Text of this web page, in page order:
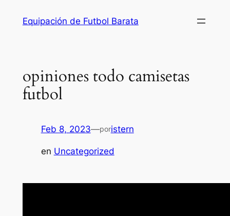
Equipación de Futbol Barata
opiniones todo camisetas
futbol
Feb 8, 2023—poristern
en Uncategorized